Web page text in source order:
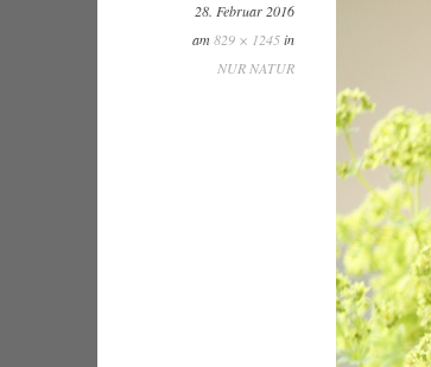
28. Februar 2016
am829 × 1245in
NUR NATUR